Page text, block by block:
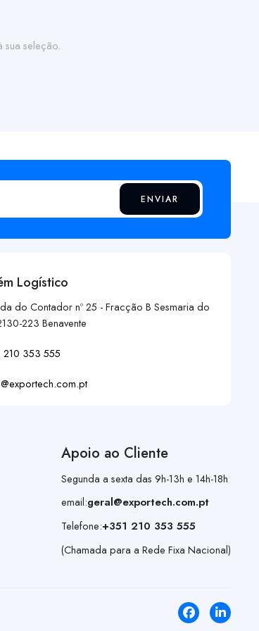
seleção.
ENVIAR
Logístico
do Contador nº 25 - Fracção B Sesmaria do
223 Benavente
210 353 555
Apoio ao Cliente
Segunda a sexta das 9h-13h e 14h-18h
email:geral@exportech.com.pt
Telefone:+351 210 353 555
(Chamada para a Rede Fixa Nacional)